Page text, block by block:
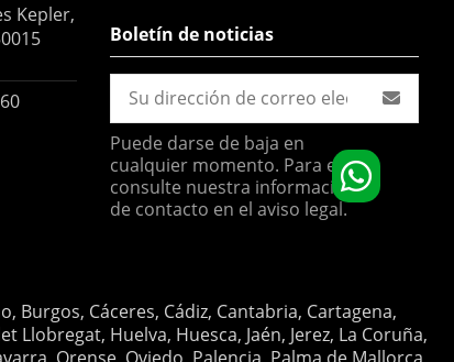
Kepler,
Boletín de noticias
Puede darse de baja en
cualquier momento. Para ello,
consulte nuestra información
de contacto en el aviso legal.
Burgos, Cáceres, Cádiz, Cantabria, Cartagena,
Huelva, Huesca, Jaén, Jerez, La Coruña,